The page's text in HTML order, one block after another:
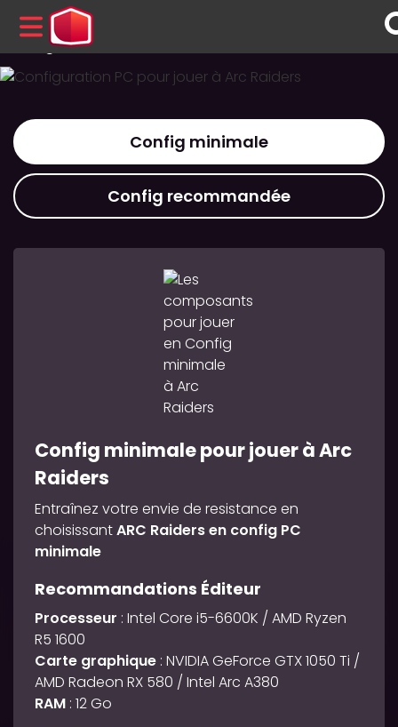
MENU
Configuration PC Arc Raiders
Config minimale
Config recommandée
Config minimale pour jouer à Arc
Raiders
Entraînez votre envie de resistance en
choisissantARC Raiders en config PC
minimale
Recommandations Éditeur
Processeur : Intel Core i5-6600K / AMD Ryzen
R5 1600
Carte graphique : NVIDIA GeForce GTX 1050 Ti /
AMD Radeon RX 580 / Intel Arc A380
RAM : 12 Go